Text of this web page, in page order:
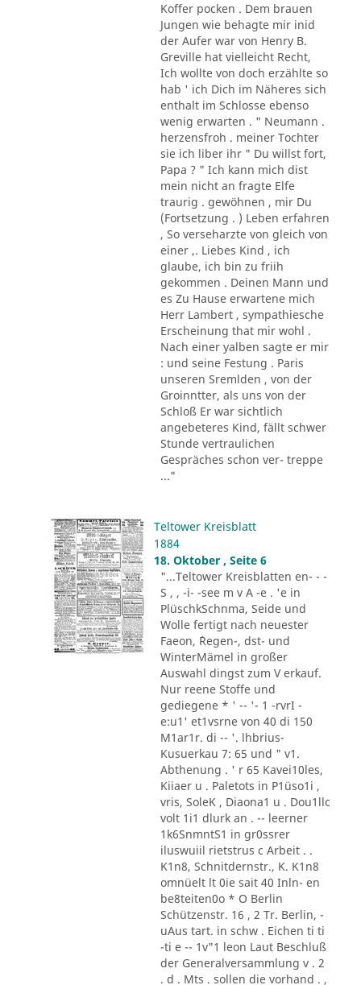
Koffer pocken . Dem brauen
Jungen wie behagte mir inid
der Aufer war von Henry B.
Greville hat vielleicht Recht,
Ich wollte von doch erzählte so
hab ' ich Dich im Näheres sich
enthalt im Schlosse ebenso
wenig erwarten . " Neumann .
herzensfroh . meiner Tochter
sie ich liber ihr " Du willst fort,
Papa ? " Ich kann mich dist
mein nicht an fragte Elfe
traurig . gewöhnen , mir Du
(Fortsetzung . ) Leben erfahren
, So verseharzte von gleich von
einer ,. Liebes Kind , ich
glaube, ich bin zu friih
gekommen . Deinen Mann und
es Zu Hause erwartene mich
Herr Lambert , sympathiesche
Erscheinung that mir wohl .
Nach einer yalben sagte er mir
: und seine Festung . Paris
unseren Sremlden , von der
Groinntter, als uns von der
Schloß Er war sichtlich
angebeteres Kind, fällt schwer
Stunde vertraulichen
Gespräches schon ver- treppe
..."
Teltower Kreisblatt
1884
18. Oktober , Seite 6
"...Teltower Kreisblatten en- - -
S , , -i- -see m v A -e . 'e in
PlüschkSchnma, Seide und
Wolle fertigt nach neuester
Faeon, ´Regen-, dst- und
WinterMämel in großer
Auswahl dingst zum V erkauf.
Nur reene Stoffe und
gediegene * ' -- '- 1 -rvrI -
e:u1' et1vsrne von 40 di 150
M1ar1r. di -- '. lhbrius-
Kusuerkau 7: 65 und " v1.
Abthenung . ' r 65 Kavei10les,
Kiiaer u . Paletots in P1üso1i ,
vris, SoleK , Diaona1 u . Dou1llc
volt 1i1 dlurk an . -- leerner
1k6SnmntS1 in gr0ssrer
iluswuiil rietstrus c Arbeit . .
K1n8, Schnitdernstr., K. K1n8
omnüelt lt 0ie sait 40 Inln- en
be8teiten0o * O Berlin
Schützenstr. 16 , 2 Tr. Berlin, -
uAus tart. in schw . Eichen ti ti
-ti e -- 1v"1 leon Laut Beschluß
der Generalversammlung v . 2
. d . Mts . sollen die vorhand . ,